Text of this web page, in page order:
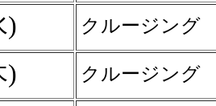
) クルージング
) クルージング